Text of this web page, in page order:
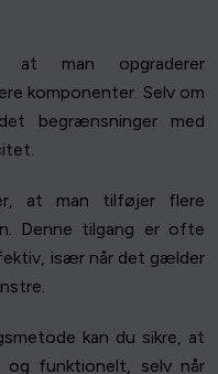
at man opgraderer
komponenter. Selv om
begrænsninger med
at man tilføjer flere
Denne tilgang er ofte
især når det gælder
kan du sikre, at
funktionelt, selv når